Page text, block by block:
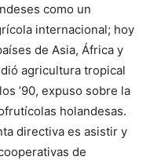
como un
internacional; hoy
de Asia, África y
agricultura tropical
’90, expuso sobre la
holandesas.
directiva es asistir y
de